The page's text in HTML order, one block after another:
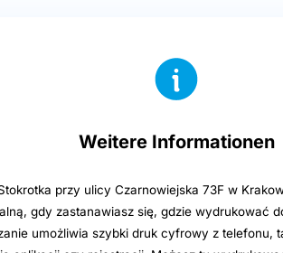
Weitere Informationen
przy ulicy Czarnowiejska 73F w
gdy zastanawiasz się, gdzie wydrukować
umożliwia szybki druk cyfrowy z telefonu,